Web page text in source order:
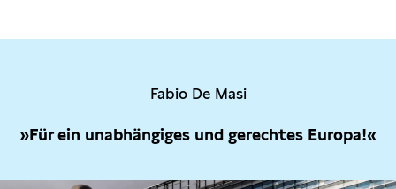
Fabio De Masi
»Für ein unabhängiges und gerechtes Europa!«